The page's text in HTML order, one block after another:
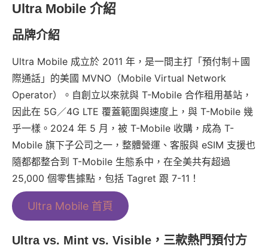
Ultra Mobile 介紹
品牌介紹
Ultra Mobile 成立於 2011 年，是一間主打「預付制＋國
際通話」的美國 MVNO（Mobile Virtual Network
Operator）。自創立以來就與 T-Mobile 合作租用基站，
因此在 5G／4G LTE 覆蓋範圍與速度上，與 T-Mobile 幾
乎一樣。2024 年 5 月，被 T-Mobile 收購，成為 T-
Mobile 旗下子公司之一，整體營運、客服與 eSIM 支援也
隨都都整合到 T-Mobile 生態系中，在全美共有超過
25,000 個零售據點，包括 Tagret 跟 7-11！
Ultra Mobile 首頁
Ultra vs. Mint vs. Visible，三款熱門預付方